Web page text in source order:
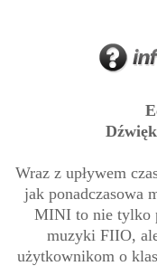
Wraz z upływem
jak ponadczasowa
MINI to nie tylko
muzyki FIIO,
użytkownikom o